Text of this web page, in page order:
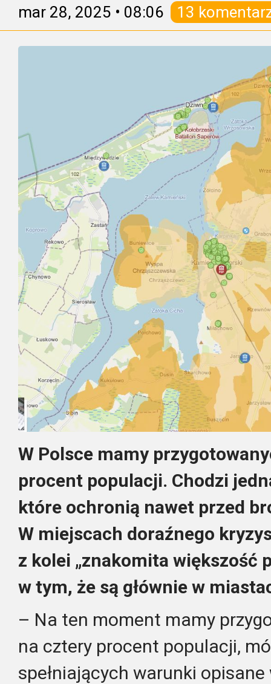
mar 28, 2025 • 08:06 13
W Polsce mamy
procent populacji. Chodzi
które ochronią nawet przed
W miejscach doraźnego
z kolei „znakomita większość
w tym, że są głównie w
– Na ten moment mamy
na cztery procent populacji,
spełniających warunki